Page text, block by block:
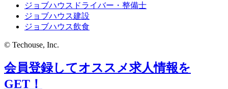
ジョブハウスドライバー・整備士
ジョブハウス建設
ジョブハウス飲食
© Techouse, Inc.
会員登録してオススメ求人情報を
GET！